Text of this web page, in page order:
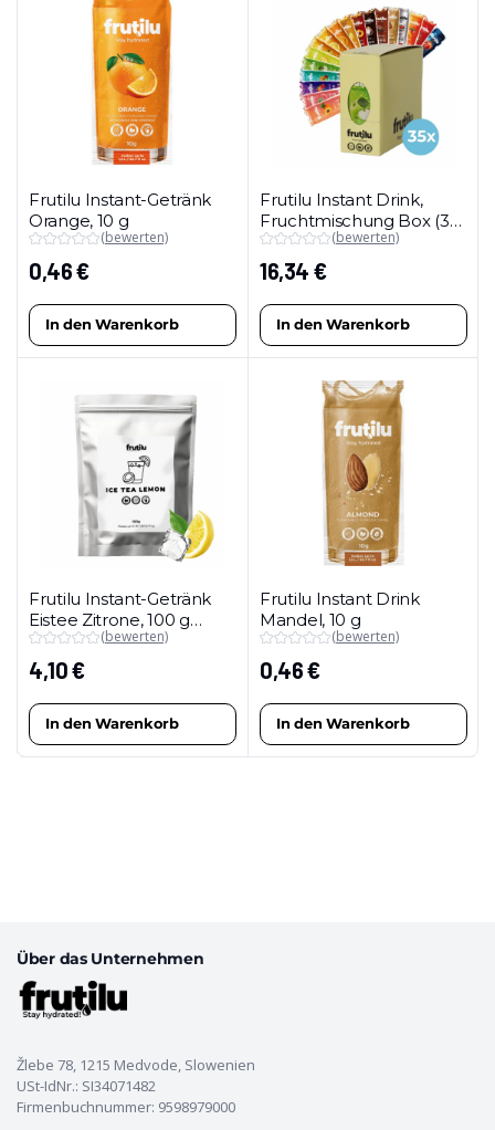
Frutilu Instant-Getränk
Orange, 10 g
(bewerten)
0,46€
In den Warenkorb
Frutilu Instant Drink,
Fruchtmischung Box (35
x 10 g)
(bewerten)
16,34 €
In den Warenkorb
Frutilu Instant-Getränk
Eistee Zitrone, 100 g
(Maxipackung)
(bewerten)
4,10€
In den Warenkorb
Frutilu Instant Drink
Mandel, 10 g
(bewerten)
0,46€
In den Warenkorb
Über das Unternehmen
Žlebe 78, 1215 Medvode, Slowenien
USt-IdNr.: SI34071482
Firmenbuchnummer: 9598979000